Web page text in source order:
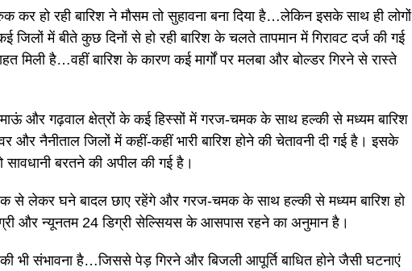
कर हो रही बारिश ने मौसम तो सुहावना बना दिया है…लेकिन इसके साथ ही लोगों
में बीते कुछ दिनों से हो रही बारिश के चलते तापमान में गिरावट दर्ज की गई
मिली है…वहीं बारिश के कारण कई मार्गों पर मलबा और बोल्डर गिरने से रास्ते
और गढ़वाल क्षेत्रों के कई हिस्सों में गरज-चमक के साथ हल्की से मध्यम बारिश
और नैनीताल जिलों में कहीं-कहीं भारी बारिश होने की चेतावनी दी गई है। इसके
सावधानी बरतने की अपील की गई है।
से लेकर घने बादल छाए रहेंगे और गरज-चमक के साथ हल्की से मध्यम बारिश हो
और न्यूनतम 24 डिग्री सेल्सियस के आसपास रहने का अनुमान है।
भी संभावना है…जिससे पेड़ गिरने और बिजली आपूर्ति बाधित होने जैसी घटनाएं